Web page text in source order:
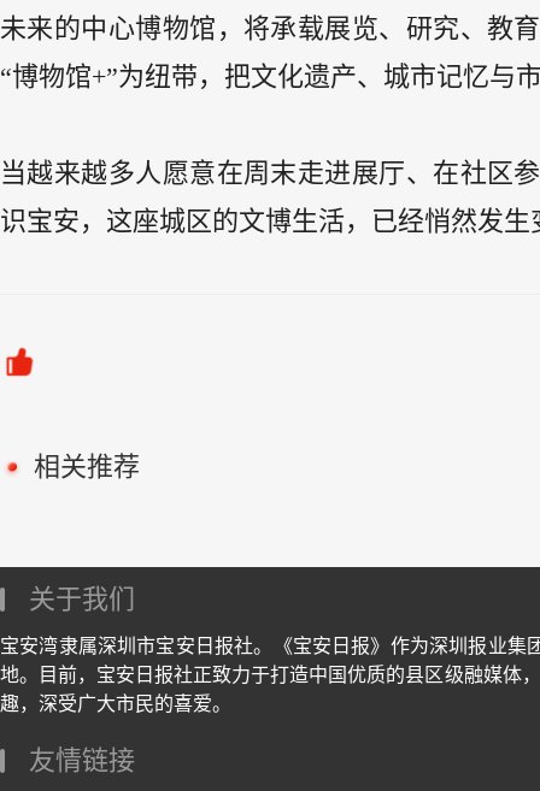
未来的中心博物馆，将承载展览、研究、教
“博物馆+”为纽带，把文化遗产、城市记忆与
当越来越多人愿意在周末走进展厅、在社区
识宝安，这座城区的文博生活，已经悄然发生
相关推荐
关于我们
宝安湾隶属深圳市宝安日报社。《宝安日报》作为深圳报业
地。目前，宝安日报社正致力于打造中国优质的县区级融媒体
趣，深受广大市民的喜爱。
友情链接